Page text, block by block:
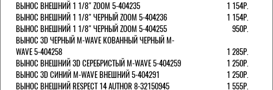
ВЫНОС ВНЕШНИЙ 1 1/8" ZOOM 5-404235
1 154Р.
ВЫНОС ВНЕШНИЙ 1 1/8" ЧЕРНЫЙ ZOOM 5-404236
1 154Р.
ВЫНОС ВНЕШНИЙ 1 1/8" ЧЕРНЫЙ ZOOM 5-404255
950Р.
ВЫНОС 3D ЧЕРНЫЙ M-WAVE КОВАННЫЙ ЧЕРНЫЙ M-
WAVE 5-404258
1 285Р.
ВЫНОС ВНЕШНИЙ 3D СЕРЕБРИСТЫЙ M-WAVE 5-404259
1 250Р.
ВЫНОС 3D СИНИЙ M-WAVE ВНЕШНИЙ 5-404291
1 250Р.
ВЫНОС ВНЕШНИЙ RESPECT 14 AUTHOR 8-32150945
1 555Р.